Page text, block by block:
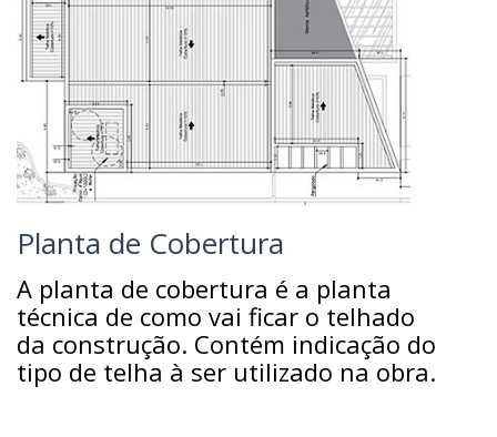
Planta de Cobertura
A planta de cobertura é a planta
técnica de como vai ficar o telhado
da construção. Contém indicação do
tipo de telha à ser utilizado na obra.